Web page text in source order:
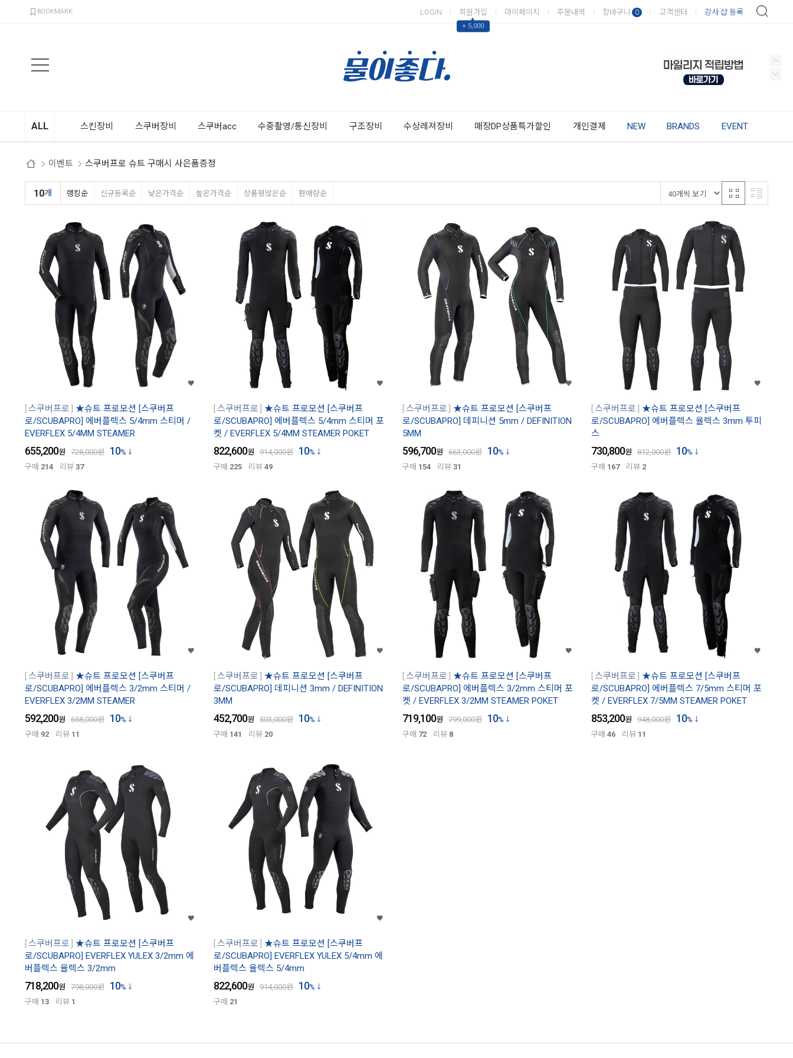
BOOKMARK LOGIN 회원가입
▲
+ 5,000
마이페이지 주문내역 장바구니 0 고객센터 강사·샵 등록
ALL 스킨장비 스쿠버장비 스쿠버acc 수중촬영/통신장비 구조장비 수상레져장비 매장DP상품특가할인 개인결제 NEW BRANDS EVENT
이벤트 스쿠버프로 슈트 구매시 사은품증정
10개 랭킹순 신규등록순 낮은가격순 높은가격순 상품평많은순 판매량순
스쿠버프로
★슈트 프로모션 [스쿠버프
로/SCUBAPRO] 에버플렉스 5/4mm 스티머 /
EVERFLEX 5/4MM STEAMER
655,200원 728,000원 10%
구매 214 리뷰 37
스쿠버프로
★슈트 프로모션 [스쿠버프
로/SCUBAPRO] 에버플렉스 5/4mm 스티머 포
켓 / EVERFLEX 5/4MM STEAMER POKET
822,600원 914,000원 10%
구매 225 리뷰 49
스쿠버프로
★슈트 프로모션 [스쿠버프
로/SCUBAPRO] 데피니션 5mm / DEFINITION
5MM
596,700원 663,000원 10%
구매 154 리뷰 31
스쿠버프로
★슈트 프로모션 [스쿠버프
로/SCUBAPRO] 에버플렉스 율렉스 3mm 투피
스
730,800원 812,000원 10%
구매 167 리뷰 2
스쿠버프로
★슈트 프로모션 [스쿠버프
로/SCUBAPRO] 에버플렉스 3/2mm 스티머 /
EVERFLEX 3/2MM STEAMER
592,200원 658,000원 10%
구매 92 리뷰 11
스쿠버프로
★슈트 프로모션 [스쿠버프
로/SCUBAPRO] 데피니션 3mm / DEFINITION
3MM
452,700원 503,000원 10%
구매 141 리뷰 20
스쿠버프로
★슈트 프로모션 [스쿠버프
로/SCUBAPRO] 에버플렉스 3/2mm 스티머 포
켓 / EVERFLEX 3/2MM STEAMER POKET
719,100원 799,000원 10%
구매 72 리뷰 8
스쿠버프로
★슈트 프로모션 [스쿠버프
로/SCUBAPRO] 에버플렉스 7/5mm 스티머 포
켓 / EVERFLEX 7/5MM STEAMER POKET
853,200원 948,000원 10%
구매 46 리뷰 11
스쿠버프로
★슈트 프로모션 [스쿠버프
로/SCUBAPRO] EVERFLEX YULEX 3/2mm 에
버플렉스 율렉스 3/2mm
718,200원 798,000원 10%
구매 13 리뷰 1
스쿠버프로
★슈트 프로모션 [스쿠버프
로/SCUBAPRO] EVERFLEX YULEX 5/4mm 에
버플렉스 율렉스 5/4mm
822,600원 914,000원 10%
구매 21